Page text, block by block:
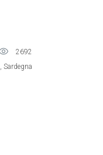
2692
, Sardegna